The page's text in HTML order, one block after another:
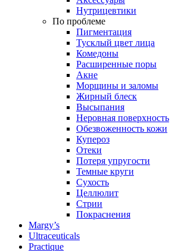
Нутрицевтики
По проблеме
Пигментация
Тусклый цвет лица
Комедоны
Расширенные поры
Акне
Морщины и заломы
Жирный блеск
Высыпания
Неровная поверхность
Обезвоженность кожи
Купероз
Отеки
Потеря упругости
Темные круги
Сухость
Целлюлит
Стрии
Покраснения
Margy’s
Ultraceuticals
Practique